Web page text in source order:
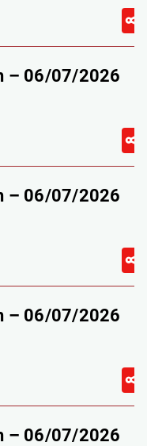
– 06/07/2026
– 06/07/2026
– 06/07/2026
– 06/07/2026